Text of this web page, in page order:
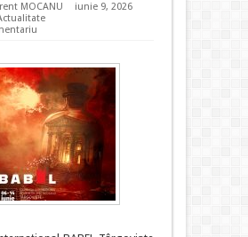
MOCANU
iunie 9, 2026